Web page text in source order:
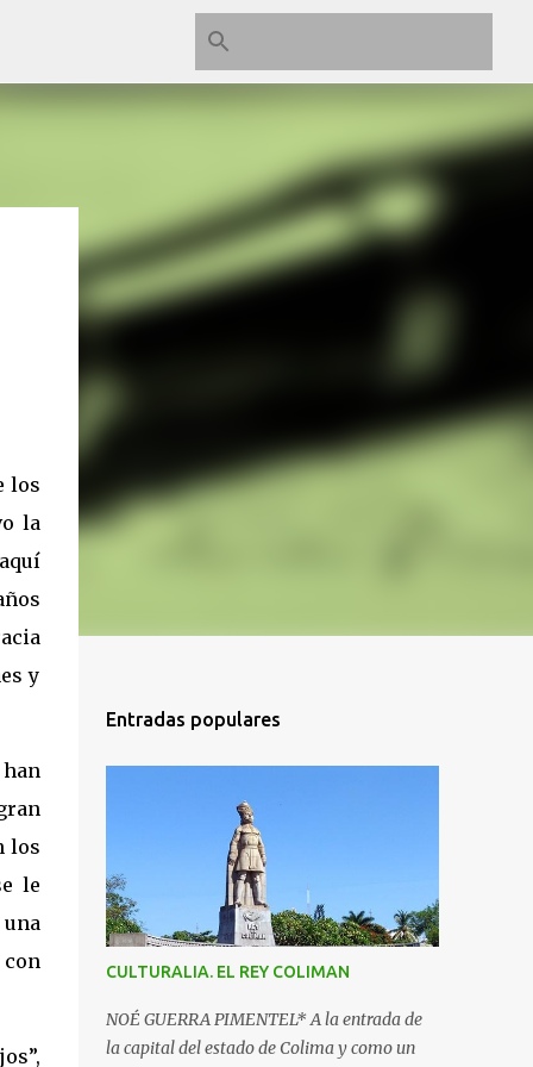
los
la
y
los
le
Entradas populares
CULTURALIA. EL REY COLIMAN
NOÉ GUERRA PIMENTEL* A la entrada de
la capital del estado de Colima y como un